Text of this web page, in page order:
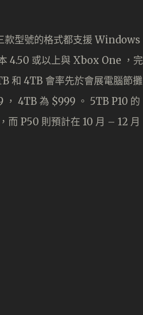
款型號的格式都支援 Windows
4.50 或以上與 Xbox One ，完
和 4TB 會率先於會展電腦節攤
， 4TB 為 $999 。 5TB P10 的
而 P50 則預計在 10 月 – 12 月